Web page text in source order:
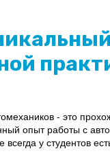
- это
опыт работы с
у студентов